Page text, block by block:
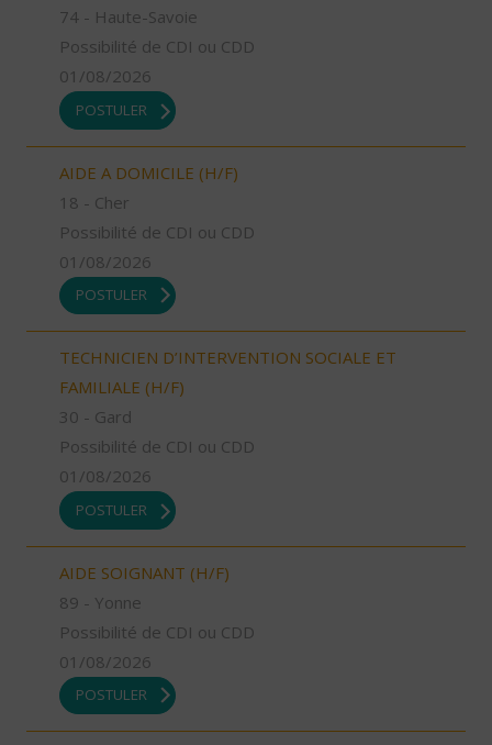
74 - Haute-Savoie
Possibilité de CDI ou CDD
01/08/2026
POSTULER
AIDE A DOMICILE (H/F)
18 - Cher
Possibilité de CDI ou CDD
01/08/2026
POSTULER
TECHNICIEN D’INTERVENTION SOCIALE ET
FAMILIALE (H/F)
30 - Gard
Possibilité de CDI ou CDD
01/08/2026
POSTULER
AIDE SOIGNANT (H/F)
89 - Yonne
Possibilité de CDI ou CDD
01/08/2026
POSTULER